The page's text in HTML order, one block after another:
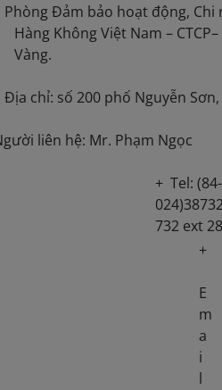
Đảm bảo hoạt động, Chi
Hàng Không Việt Nam –
Vàng.
chỉ: số 200 phố Nguyễn
liên hệ: Mr. Phạm Ngọc
+ Tel: (84-
732 ext
+
E
m
a
i
l